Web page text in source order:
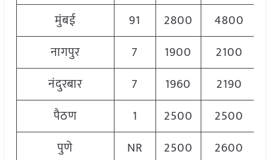
मुंबई
91 2800 4800
नागपुर
7 1900 2100
नंदुरबार
7 1960 2190
पैठण
1 2500 2500
पुणे
NR 2500 2600